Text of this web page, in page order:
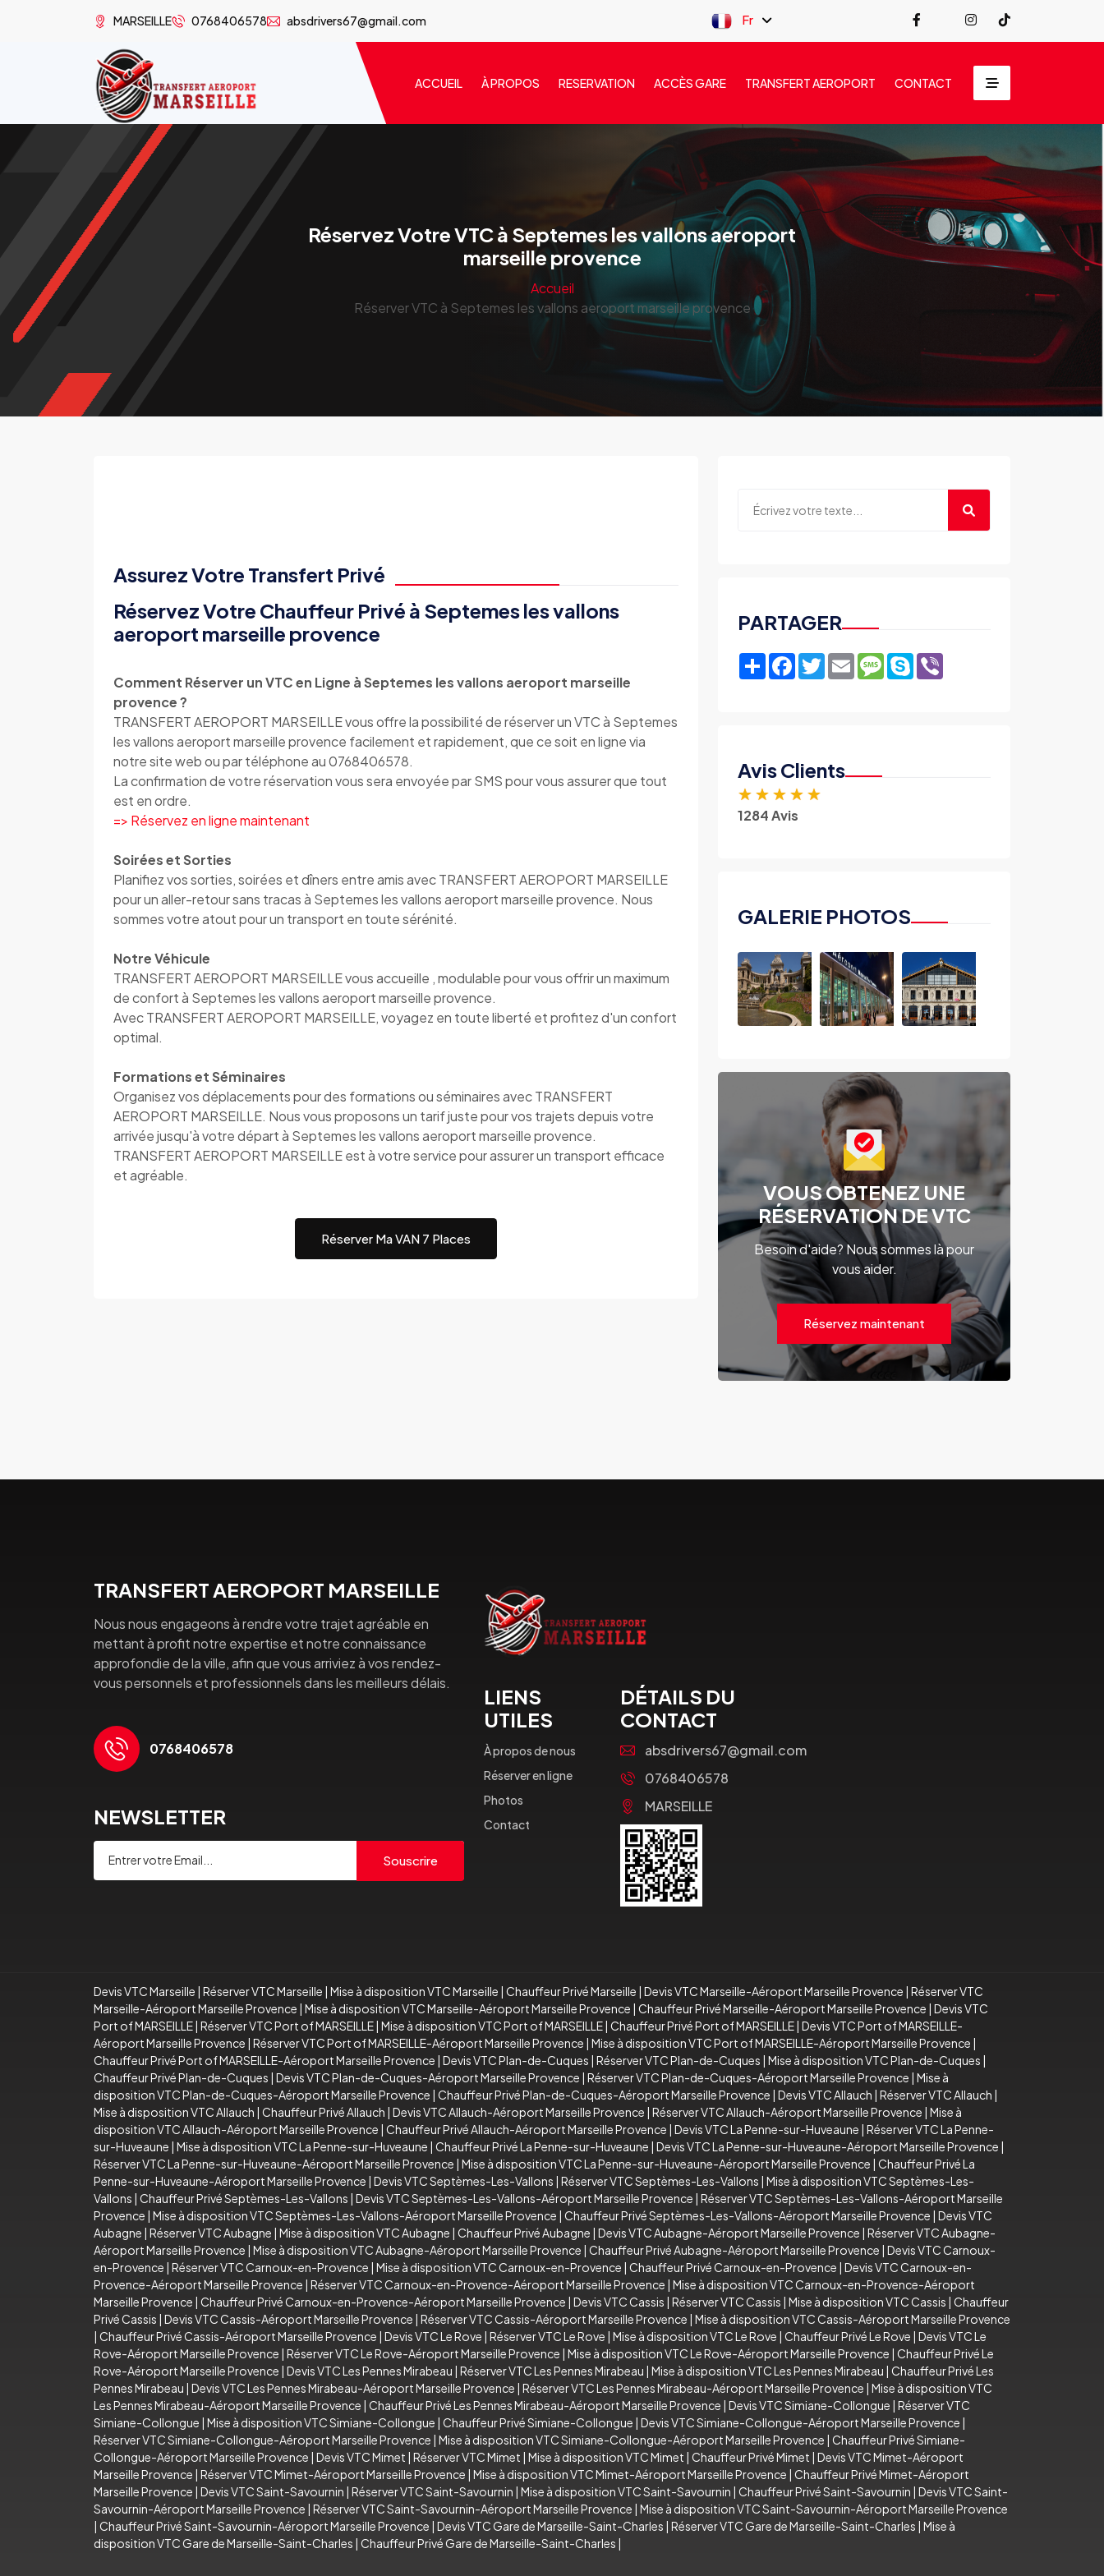
MARSEILLE 0768406578 absdrivers67@gmail.com Fr
ACCUEIL À PROPOS RESERVATION ACCÈS GARE TRANSFERT AEROPORT CONTACT
Réservez Votre VTC à Septemes les vallons aeroport
marseille provence
Accueil
Réserver VTC à Septemes les vallons aeroport marseille provence
Assurez Votre Transfert Privé
Réservez Votre Chauffeur Privé à Septemes les vallons
aeroport marseille provence
Comment Réserver un VTC en Ligne à Septemes les vallons aeroport marseille
provence ?
TRANSFERT AEROPORT MARSEILLE vous offre la possibilité de réserver un VTC à Septemes
les vallons aeroport marseille provence facilement et rapidement, que ce soit en ligne via
notre site web ou par téléphone au 0768406578.
La confirmation de votre réservation vous sera envoyée par SMS pour vous assurer que tout
est en ordre.
=> Réservez en ligne maintenant
Soirées et Sorties
Planifiez vos sorties, soirées et dîners entre amis avec TRANSFERT AEROPORT MARSEILLE
pour un aller-retour sans tracas à Septemes les vallons aeroport marseille provence. Nous
sommes votre atout pour un transport en toute sérénité.
Notre Véhicule
TRANSFERT AEROPORT MARSEILLE vous accueille , modulable pour vous offrir un maximum
de confort à Septemes les vallons aeroport marseille provence.
Avec TRANSFERT AEROPORT MARSEILLE, voyagez en toute liberté et profitez d'un confort
optimal.
Formations et Séminaires
Organisez vos déplacements pour des formations ou séminaires avec TRANSFERT
AEROPORT MARSEILLE. Nous vous proposons un tarif juste pour vos trajets depuis votre
arrivée jusqu'à votre départ à Septemes les vallons aeroport marseille provence.
TRANSFERT AEROPORT MARSEILLE est à votre service pour assurer un transport efficace
et agréable.
Réserver Ma VAN 7 Places
PARTAGER
ShareFacebook
TwitterEmailMessage
Skype
Avis Clients
★ ★ ★ ★ ★
1284 Avis
GALERIE PHOTOS
VOUS OBTENEZ UNE
RÉSERVATION DE VTC
Besoin d'aide? Nous sommes là pour
vous aider.
Réservez maintenant
TRANSFERT AEROPORT MARSEILLE
Nous nous engageons à rendre votre trajet agréable en
mettant à profit notre expertise et notre connaissance
approfondie de la ville, afin que vous arriviez à vos rendez-
vous personnels et professionnels dans les meilleurs délais.
0768406578
NEWSLETTER
Souscrire
LIENS
UTILES
À propos de nous
Réserver en ligne
Photos
Contact
DÉTAILS DU
CONTACT
absdrivers67@gmail.com
0768406578
MARSEILLE
Devis VTC Marseille | Réserver VTC Marseille | Mise à disposition VTC Marseille | Chauffeur Privé Marseille | Devis VTC Marseille-Aéroport Marseille Provence | Réserver VTC
Marseille-Aéroport Marseille Provence | Mise à disposition VTC Marseille-Aéroport Marseille Provence | Chauffeur Privé Marseille-Aéroport Marseille Provence | Devis VTC
Port of MARSEILLE| Réserver VTC Port of MARSEILLE| Mise à disposition VTC Port of MARSEILLE| Chauffeur Privé Port of MARSEILLE| Devis VTC Port of MARSEILLE-
Aéroport Marseille Provence | Réserver VTC Port of MARSEILLE-Aéroport Marseille Provence | Mise à disposition VTC Port of MARSEILLE-Aéroport Marseille Provence |
Chauffeur Privé Port of MARSEILLE-Aéroport Marseille Provence | Devis VTC Plan-de-Cuques | Réserver VTC Plan-de-Cuques | Mise à disposition VTC Plan-de-Cuques |
Chauffeur Privé Plan-de-Cuques | Devis VTC Plan-de-Cuques-Aéroport Marseille Provence | Réserver VTC Plan-de-Cuques-Aéroport Marseille Provence | Mise à
disposition VTC Plan-de-Cuques-Aéroport Marseille Provence | Chauffeur Privé Plan-de-Cuques-Aéroport Marseille Provence | Devis VTC Allauch | Réserver VTC Allauch |
Mise à disposition VTC Allauch | Chauffeur Privé Allauch | Devis VTC Allauch-Aéroport Marseille Provence | Réserver VTC Allauch-Aéroport Marseille Provence | Mise à
disposition VTC Allauch-Aéroport Marseille Provence | Chauffeur Privé Allauch-Aéroport Marseille Provence | Devis VTC La Penne-sur-Huveaune | Réserver VTC La Penne-
sur-Huveaune | Mise à disposition VTC La Penne-sur-Huveaune | Chauffeur Privé La Penne-sur-Huveaune | Devis VTC La Penne-sur-Huveaune-Aéroport Marseille Provence |
Réserver VTC La Penne-sur-Huveaune-Aéroport Marseille Provence | Mise à disposition VTC La Penne-sur-Huveaune-Aéroport Marseille Provence | Chauffeur Privé La
Penne-sur-Huveaune-Aéroport Marseille Provence | Devis VTC Septèmes-Les-Vallons | Réserver VTC Septèmes-Les-Vallons | Mise à disposition VTC Septèmes-Les-
Vallons | Chauffeur Privé Septèmes-Les-Vallons | Devis VTC Septèmes-Les-Vallons-Aéroport Marseille Provence | Réserver VTC Septèmes-Les-Vallons-Aéroport Marseille
Provence | Mise à disposition VTC Septèmes-Les-Vallons-Aéroport Marseille Provence | Chauffeur Privé Septèmes-Les-Vallons-Aéroport Marseille Provence | Devis VTC
Aubagne | Réserver VTC Aubagne | Mise à disposition VTC Aubagne | Chauffeur Privé Aubagne | Devis VTC Aubagne-Aéroport Marseille Provence | Réserver VTC Aubagne-
Aéroport Marseille Provence | Mise à disposition VTC Aubagne-Aéroport Marseille Provence | Chauffeur Privé Aubagne-Aéroport Marseille Provence | Devis VTC Carnoux-
en-Provence | Réserver VTC Carnoux-en-Provence | Mise à disposition VTC Carnoux-en-Provence | Chauffeur Privé Carnoux-en-Provence | Devis VTC Carnoux-en-
Provence-Aéroport Marseille Provence | Réserver VTC Carnoux-en-Provence-Aéroport Marseille Provence | Mise à disposition VTC Carnoux-en-Provence-Aéroport
Marseille Provence | Chauffeur Privé Carnoux-en-Provence-Aéroport Marseille Provence | Devis VTC Cassis | Réserver VTC Cassis | Mise à disposition VTC Cassis | Chauffeur
Privé Cassis | Devis VTC Cassis-Aéroport Marseille Provence | Réserver VTC Cassis-Aéroport Marseille Provence | Mise à disposition VTC Cassis-Aéroport Marseille Provence
| Chauffeur Privé Cassis-Aéroport Marseille Provence | Devis VTC Le Rove | Réserver VTC Le Rove | Mise à disposition VTC Le Rove | Chauffeur Privé Le Rove | Devis VTC Le
Rove-Aéroport Marseille Provence | Réserver VTC Le Rove-Aéroport Marseille Provence | Mise à disposition VTC Le Rove-Aéroport Marseille Provence | Chauffeur Privé Le
Rove-Aéroport Marseille Provence | Devis VTC Les Pennes Mirabeau | Réserver VTC Les Pennes Mirabeau | Mise à disposition VTC Les Pennes Mirabeau | Chauffeur Privé Les
Pennes Mirabeau | Devis VTC Les Pennes Mirabeau-Aéroport Marseille Provence | Réserver VTC Les Pennes Mirabeau-Aéroport Marseille Provence | Mise à disposition VTC
Les Pennes Mirabeau-Aéroport Marseille Provence | Chauffeur Privé Les Pennes Mirabeau-Aéroport Marseille Provence | Devis VTC Simiane-Collongue | Réserver VTC
Simiane-Collongue | Mise à disposition VTC Simiane-Collongue | Chauffeur Privé Simiane-Collongue | Devis VTC Simiane-Collongue-Aéroport Marseille Provence |
Réserver VTC Simiane-Collongue-Aéroport Marseille Provence | Mise à disposition VTC Simiane-Collongue-Aéroport Marseille Provence | Chauffeur Privé Simiane-
Collongue-Aéroport Marseille Provence | Devis VTC Mimet | Réserver VTC Mimet | Mise à disposition VTC Mimet | Chauffeur Privé Mimet | Devis VTC Mimet-Aéroport
Marseille Provence | Réserver VTC Mimet-Aéroport Marseille Provence | Mise à disposition VTC Mimet-Aéroport Marseille Provence | Chauffeur Privé Mimet-Aéroport
Marseille Provence | Devis VTC Saint-Savournin | Réserver VTC Saint-Savournin | Mise à disposition VTC Saint-Savournin | Chauffeur Privé Saint-Savournin | Devis VTC Saint-
Savournin-Aéroport Marseille Provence | Réserver VTC Saint-Savournin-Aéroport Marseille Provence | Mise à disposition VTC Saint-Savournin-Aéroport Marseille Provence
| Chauffeur Privé Saint-Savournin-Aéroport Marseille Provence | Devis VTC Gare de Marseille-Saint-Charles | Réserver VTC Gare de Marseille-Saint-Charles | Mise à
disposition VTC Gare de Marseille-Saint-Charles | Chauffeur Privé Gare de Marseille-Saint-Charles |